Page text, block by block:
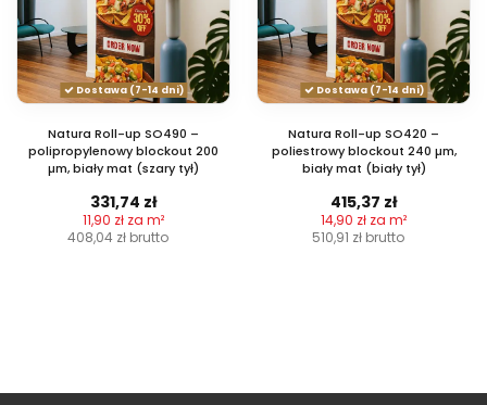
Dostawa (7-14 dni)
Natura Roll-up SO490 –
polipropylenowy blockout 200
µm, biały mat (szary tył)
331,74 zł
11,90 zł za m²
408,04 zł brutto
Dostawa (7-14 dni)
Natura Roll-up SO420 –
poliestrowy blockout 240 µm,
biały mat (biały tył)
415,37 zł
14,90 zł za m²
510,91 zł brutto